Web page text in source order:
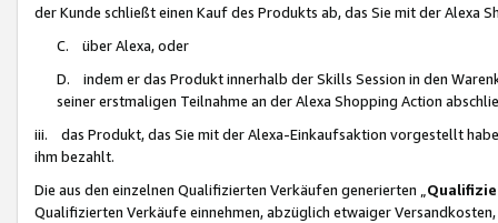
der Kunde schließt einen Kauf des Produkts ab, das Sie mit der Alexa
C. über Alexa, oder
D. indem er das Produkt innerhalb der Skills Session in den
seiner erstmaligen Teilnahme an der Alexa Shopping Action
iii. das Produkt, das Sie mit der Alexa-Einkaufsaktion vorgestellt
ihm bezahlt.
Die aus den einzelnen Qualifizierten Verkäufen generierten „
Qualifizierten Verkäufe einnehmen, abzüglich etwaiger